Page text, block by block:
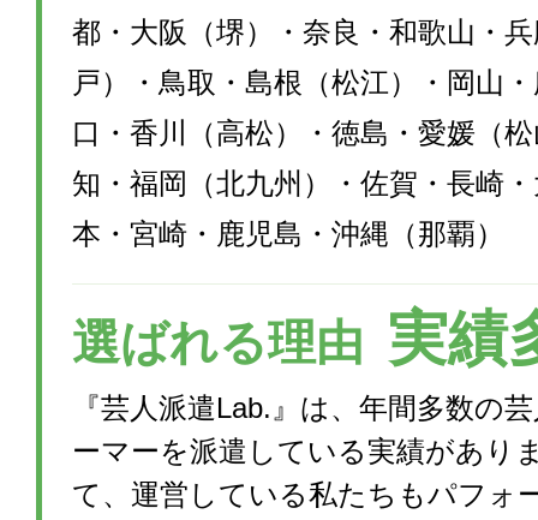
都・大阪（堺）・奈良・和歌山・
戸）・鳥取・島根（松江）・岡山
口・香川（高松）・徳島・愛媛（
知・福岡（北九州）・佐賀・長崎
本・宮崎・鹿児島・沖縄（那覇）
選ばれる理由 実績
『芸人派遣Lab.』は、年間多数の
ーマーを派遣している実績があり
て、運営している私たちもパフォ